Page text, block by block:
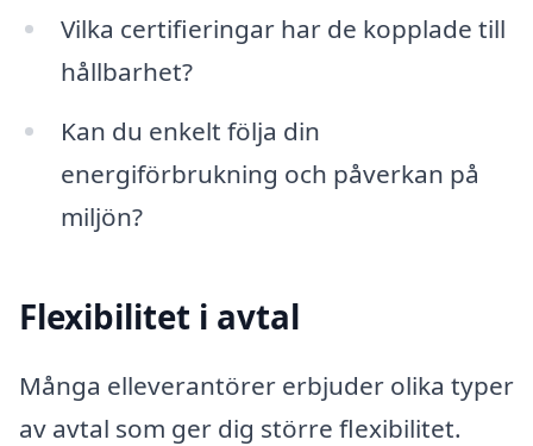
Vilka certifieringar har de kopplade till
hållbarhet?
Kan du enkelt följa din
energiförbrukning och påverkan på
miljön?
Flexibilitet i avtal
Många elleverantörer erbjuder olika typer
av avtal som ger dig större flexibilitet.